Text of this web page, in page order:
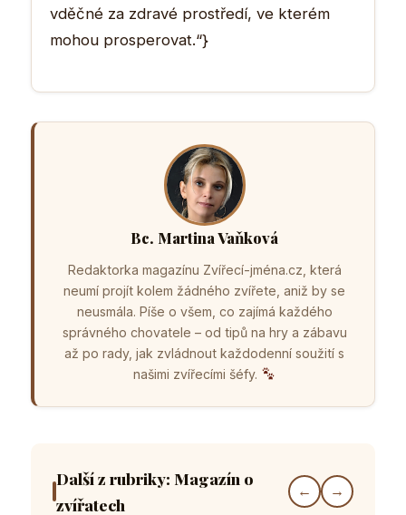
vděčné za zdravé prostředí, ve kterém
mohou prosperovat.“}
Bc. Martina Vaňková
Redaktorka magazínu Zvířecí-jména.cz, která
neumí projít kolem žádného zvířete, aniž by se
neusmála. Píše o všem, co zajímá každého
správného chovatele – od tipů na hry a zábavu
až po rady, jak zvládnout každodenní soužití s
našimi zvířecími šéfy.
Další z rubriky: Magazín o
zvířatech
← →